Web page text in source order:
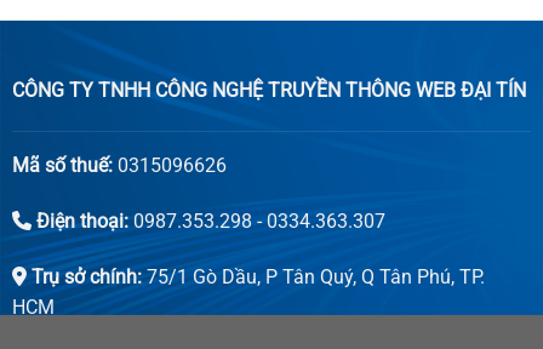
CÔNG TY TNHH CÔNG NGHỆ TRUYỀN THÔNG WEB ĐẠI TÍN
Mã số thuế:0315096626
Điện thoại:0987.353.298 - 0334.363.307
Trụ sở chính:75/1 Gò Dầu, P Tân Quý, Q Tân Phú, TP.
HCM